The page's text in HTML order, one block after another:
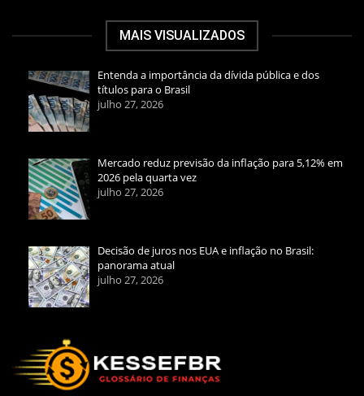
MAIS VISUALIZADOS
Entenda a importância da dívida pública e dos
títulos para o Brasil
julho 27, 2026
Mercado reduz previsão da inflação para 5,12% em
2026 pela quarta vez
julho 27, 2026
Decisão de juros nos EUA e inflação no Brasil:
panorama atual
julho 27, 2026